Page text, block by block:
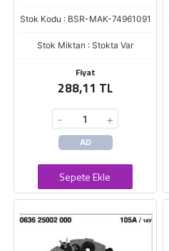
Stok Kodu : BSR-MAK-74961091
Stok Miktarı : Stokta Var
Fiyat
288,11 TL
- +
AD
Sepete Ekle